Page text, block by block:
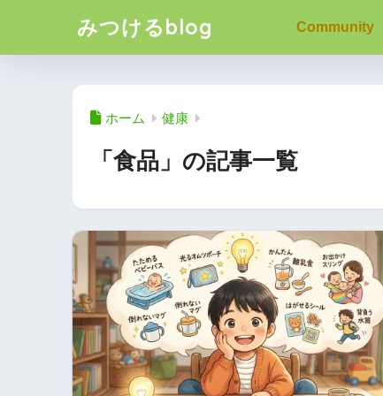
みつけるblog Community
ホーム 健康
「食品」の記事一覧